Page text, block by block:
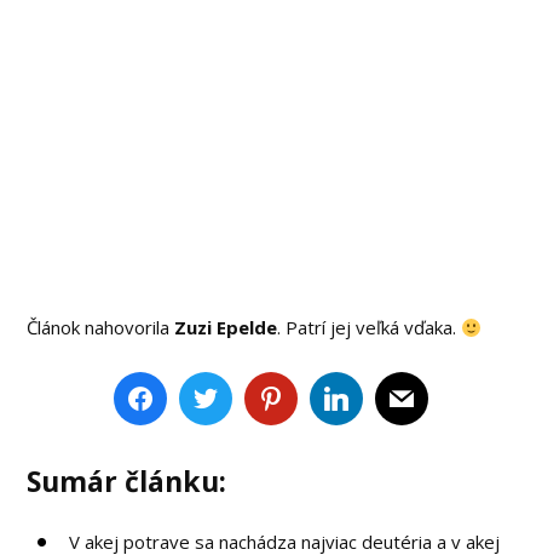
Článok nahovorila Zuzi Epelde. Patrí jej veľká vďaka.
Sumár článku:
V akej potrave sa nachádza najviac deutéria a v akej